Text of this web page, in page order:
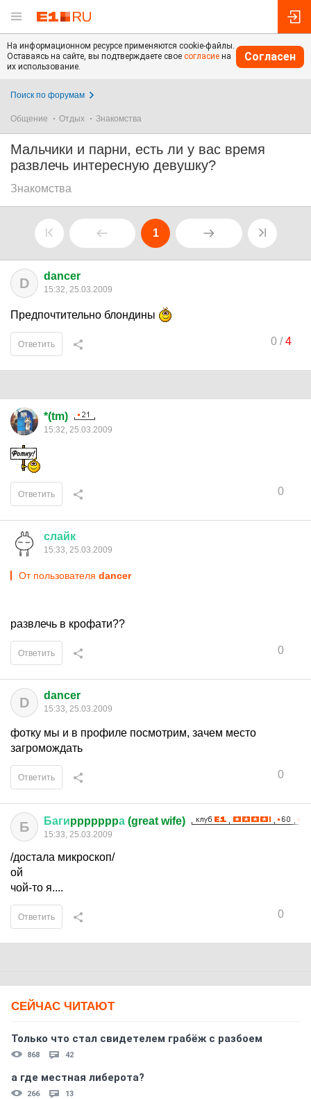
На информационном ресурсе применяются cookie-файлы.
Оставаясь на сайте, вы подтверждаете свое согласие на
их использование.
Согласен
Поиск по форумам
Общение Отдых Знакомства
Мальчики и парни, есть ли у вас время
развлечь интересную девушку?
Знакомства
1
D dancer
15:32, 25.03.2009
Предпочтительно блондины
0/4
Ответить
*(tm)
15:32, 25.03.2009
0
Ответить
слайк
15:33, 25.03.2009
От пользователя dancer
развлечь в крофати??
0
Ответить
D dancer
15:33, 25.03.2009
фотку мы и в профиле посмотрим, зачем место
загромождать
0
Ответить
Б Багиpppppppа (great wife)
15:33, 25.03.2009
/достала микроскоп/
ой
чой-то я....
0
Ответить
СЕЙЧАС ЧИТАЮТ
Только что стал свидетелем грабёж с разбоем
868 42
а где местная либерота?
266 13